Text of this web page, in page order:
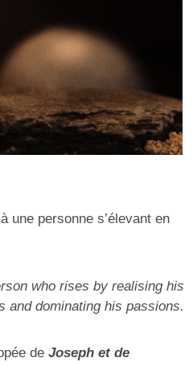
une personne s’élevant en
who rises by realising his
and dominating his passions.
de Joseph et de